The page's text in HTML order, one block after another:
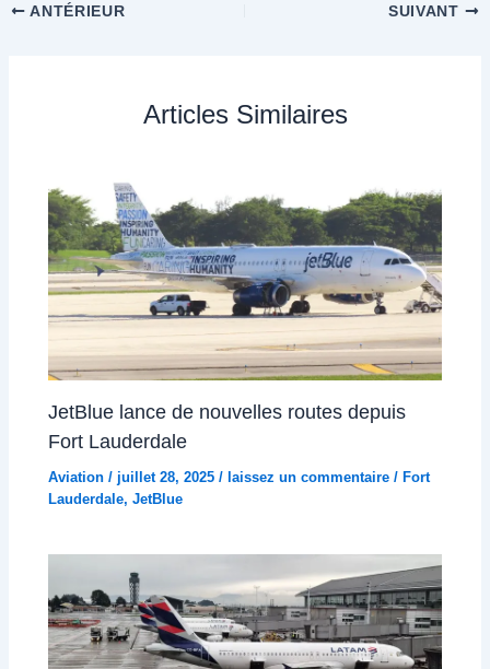
ANTÉRIEUR SUIVANT
Articles Similaires
JetBlue lance de nouvelles routes depuis
Fort Lauderdale
Aviation / juillet 28, 2025/ laissez un commentaire / Fort
Lauderdale,JetBlue